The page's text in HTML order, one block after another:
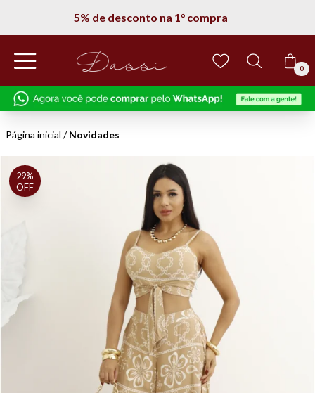
5% de desconto na 1° compra
0
Página inicial /Novidades
29%
OFF